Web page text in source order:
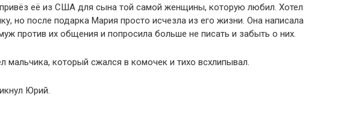
её из США для сына той самой женщины, которую любил. Хотел
но после подарка Мария просто исчезла из его жизни. Она написала
против их общения и попросила больше не писать и забыть о них.
который сжался в комочек и тихо всхлипывал.
Юрий.